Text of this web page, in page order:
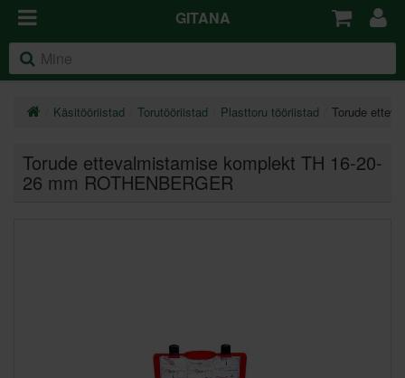
GITANA
Käsitööriistad Torutööriistad Plasttoru tööriistad Torude
Torude ettevalmistamise komplekt TH 16-20-
26 mm ROTHENBERGER